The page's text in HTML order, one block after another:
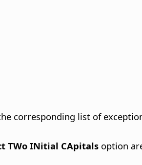
corresponding list of
TWo INitial CApitals option